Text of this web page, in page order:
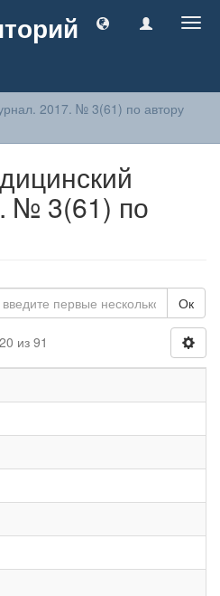
2017. № 3(61) по автору
№ 3(61) по
Ок
из 91